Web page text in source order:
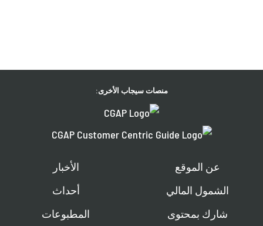
منصات سيجاب الأخرى:
عن الموقع
الشمول المالي
شارك بمحتوى
الأخبار
أحداث
المطبوعات